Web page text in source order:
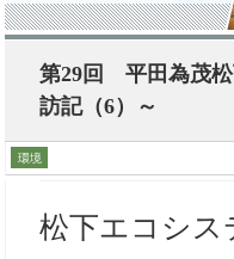
第29回 平田為茂
訪記（6）～
環境
松下エコシス